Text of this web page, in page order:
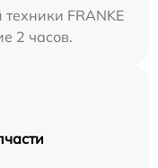
FRANKE
2 часов.